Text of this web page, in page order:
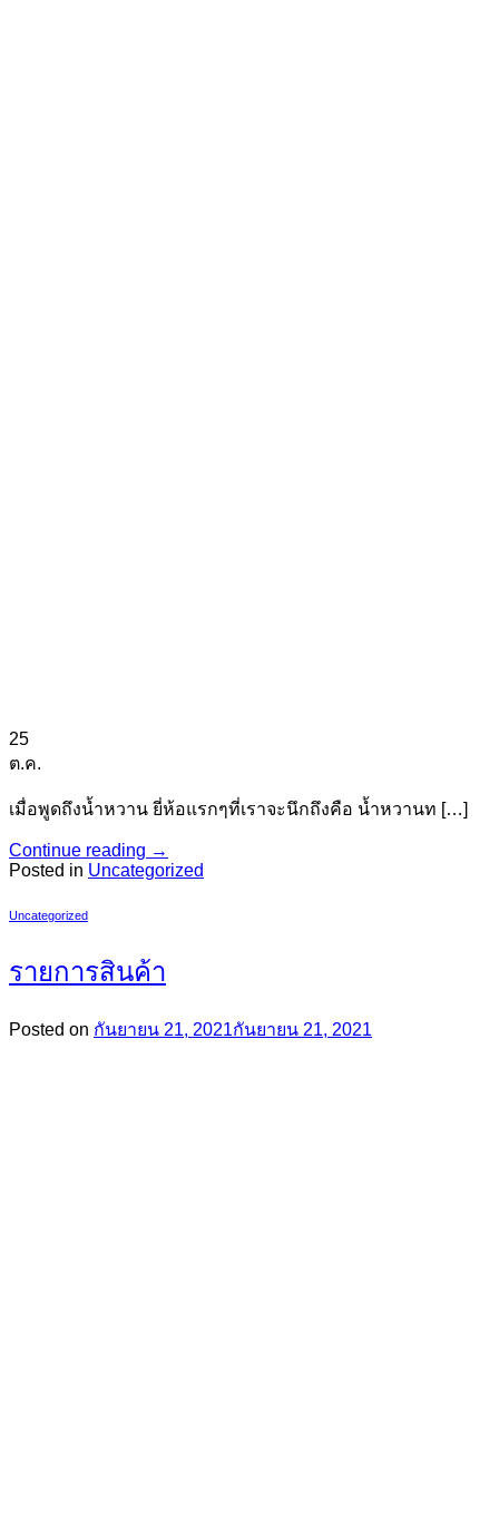
25
ต.ค.
เมื่อพูดถึงน้ำหวาน ยี่ห้อแรกๆที่เราจะนึกถึงคือ น้ำหวานท […]
Continue reading →
Posted in Uncategorized
Uncategorized
รายการสินค้า
Posted on กันยายน 21, 2021กันยายน 21, 2021